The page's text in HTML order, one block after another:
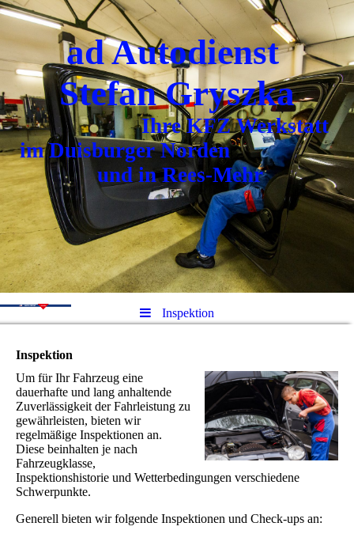
ad Autodienst
Stefan Gryszka
Ihre KFZ Werkstatt
im Duisburger Norden
und in Rees-Mehr
Inspektion
Inspektion
Um für Ihr Fahrzeug eine
dauerhafte und lang anhaltende
Zuverlässigkeit der Fahrleistung zu
gewährleisten, bieten wir
regelmäßige Inspektionen an.
Diese beinhalten je nach
Fahrzeugklasse,
Inspektionshistorie und Wetterbedingungen verschiedene
Schwerpunkte.
Generell bieten wir folgende Inspektionen und Check-ups an: